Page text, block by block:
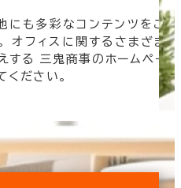
にも多彩なコンテンツをご
オフィスに関するさまざま
する 三鬼商事のホームペー
ください。